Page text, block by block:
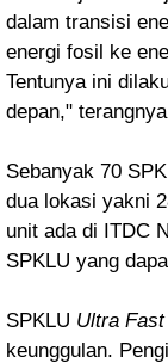
dalam transisi
energi fosil ke
Tentunya ini
depan,"
Sebanyak 70
dua lokasi yakni
unit ada di ITDC
SPKLU yang
SPKLU Ultra
keunggulan.